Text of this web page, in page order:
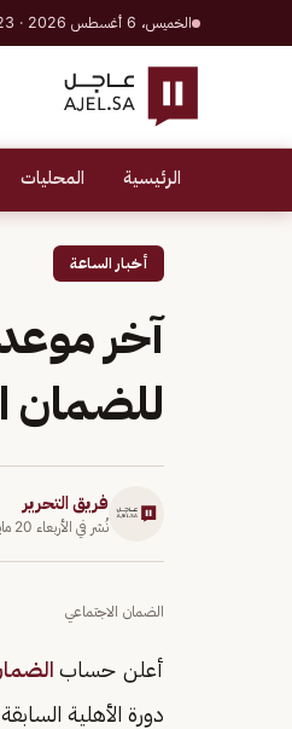
الخميس، 6 أغسطس 2026 · 23 صفر 1448 هـ
الرئيسية المحليات
أخبار الساعة
آخر
للضمان
فريق التحرير
نُشر في الأربعاء 20 مايو 2026
الضمان الاجتماعي
أعلن حساب
دورة الأهلية